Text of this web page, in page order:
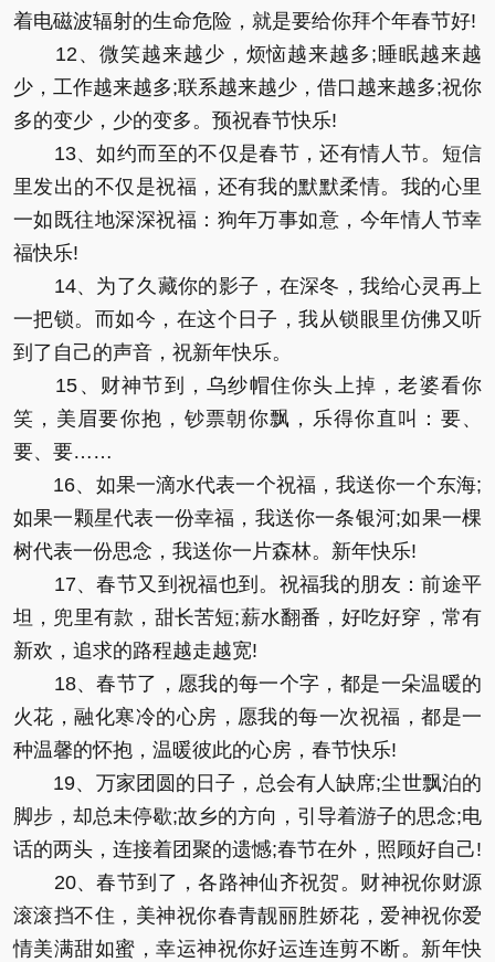
着电磁波辐射的生命危险，就是要给你拜个年春节好!
12、微笑越来越少，烦恼越来越多;睡眠越来越
少，工作越来越多;联系越来越少，借口越来越多;祝你
多的变少，少的变多。预祝春节快乐!
13、如约而至的不仅是春节，还有情人节。短信
里发出的不仅是祝福，还有我的默默柔情。我的心里
一如既往地深深祝福：狗年万事如意，今年情人节幸
福快乐!
14、为了久藏你的影子，在深冬，我给心灵再上
一把锁。而如今，在这个日子，我从锁眼里仿佛又听
到了自己的声音，祝新年快乐。
15、财神节到，乌纱帽住你头上掉，老婆看你
笑，美眉要你抱，钞票朝你飘，乐得你直叫：要、
要、要……
16、如果一滴水代表一个祝福，我送你一个东海;
如果一颗星代表一份幸福，我送你一条银河;如果一棵
树代表一份思念，我送你一片森林。新年快乐!
17、春节又到祝福也到。祝福我的朋友：前途平
坦，兜里有款，甜长苦短;薪水翻番，好吃好穿，常有
新欢，追求的路程越走越宽!
18、春节了，愿我的每一个字，都是一朵温暖的
火花，融化寒冷的心房，愿我的每一次祝福，都是一
种温馨的怀抱，温暖彼此的心房，春节快乐!
19、万家团圆的日子，总会有人缺席;尘世飘泊的
脚步，却总未停歇;故乡的方向，引导着游子的思念;电
话的两头，连接着团聚的遗憾;春节在外，照顾好自己!
20、春节到了，各路神仙齐祝贺。财神祝你财源
滚滚挡不住，美神祝你春青靓丽胜娇花，爱神祝你爱
情美满甜如蜜，幸运神祝你好运连连剪不断。新年快